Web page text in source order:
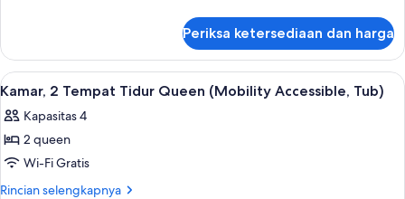
dengan
tempat
tidur
Sofa,
sudut
Suite,
Tempat
King
dengan
tidur
Sofa,
Periksa ketersediaan dan harga
Lihat
semua
foto
untuk
Kamar,
2
Brankas, meja kerja, tirai kedap
3
Kamar, 2 Tempat Tidur Queen (Mobility Accessible, Tub)
Kapasitas 4
2 queen
Wi-Fi Gratis
Rincian selengkapnya
Rincian